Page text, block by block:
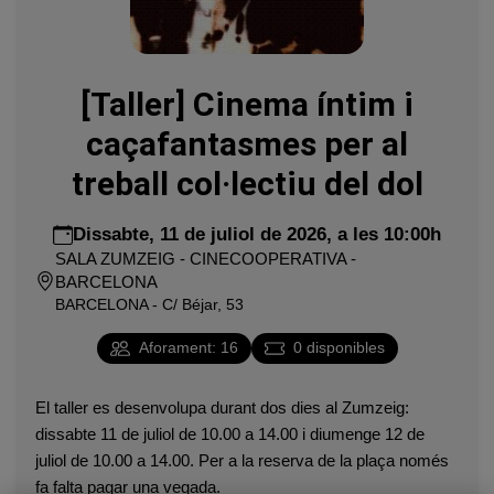
[Taller] Cinema íntim i
caçafantasmes per al
treball col·lectiu del dol
Dissabte, 11 de juliol de 2026, a les 10:00h
SALA ZUMZEIG - CINECOOPERATIVA -
BARCELONA
BARCELONA - C/ Béjar, 53
Aforament: 16 0 disponibles
El taller es desenvolupa durant dos dies al Zumzeig:
dissabte 11 de juliol de 10.00 a 14.00 i diumenge 12 de
juliol de 10.00 a 14.00. Per a la reserva de la plaça només
fa falta pagar una vegada.